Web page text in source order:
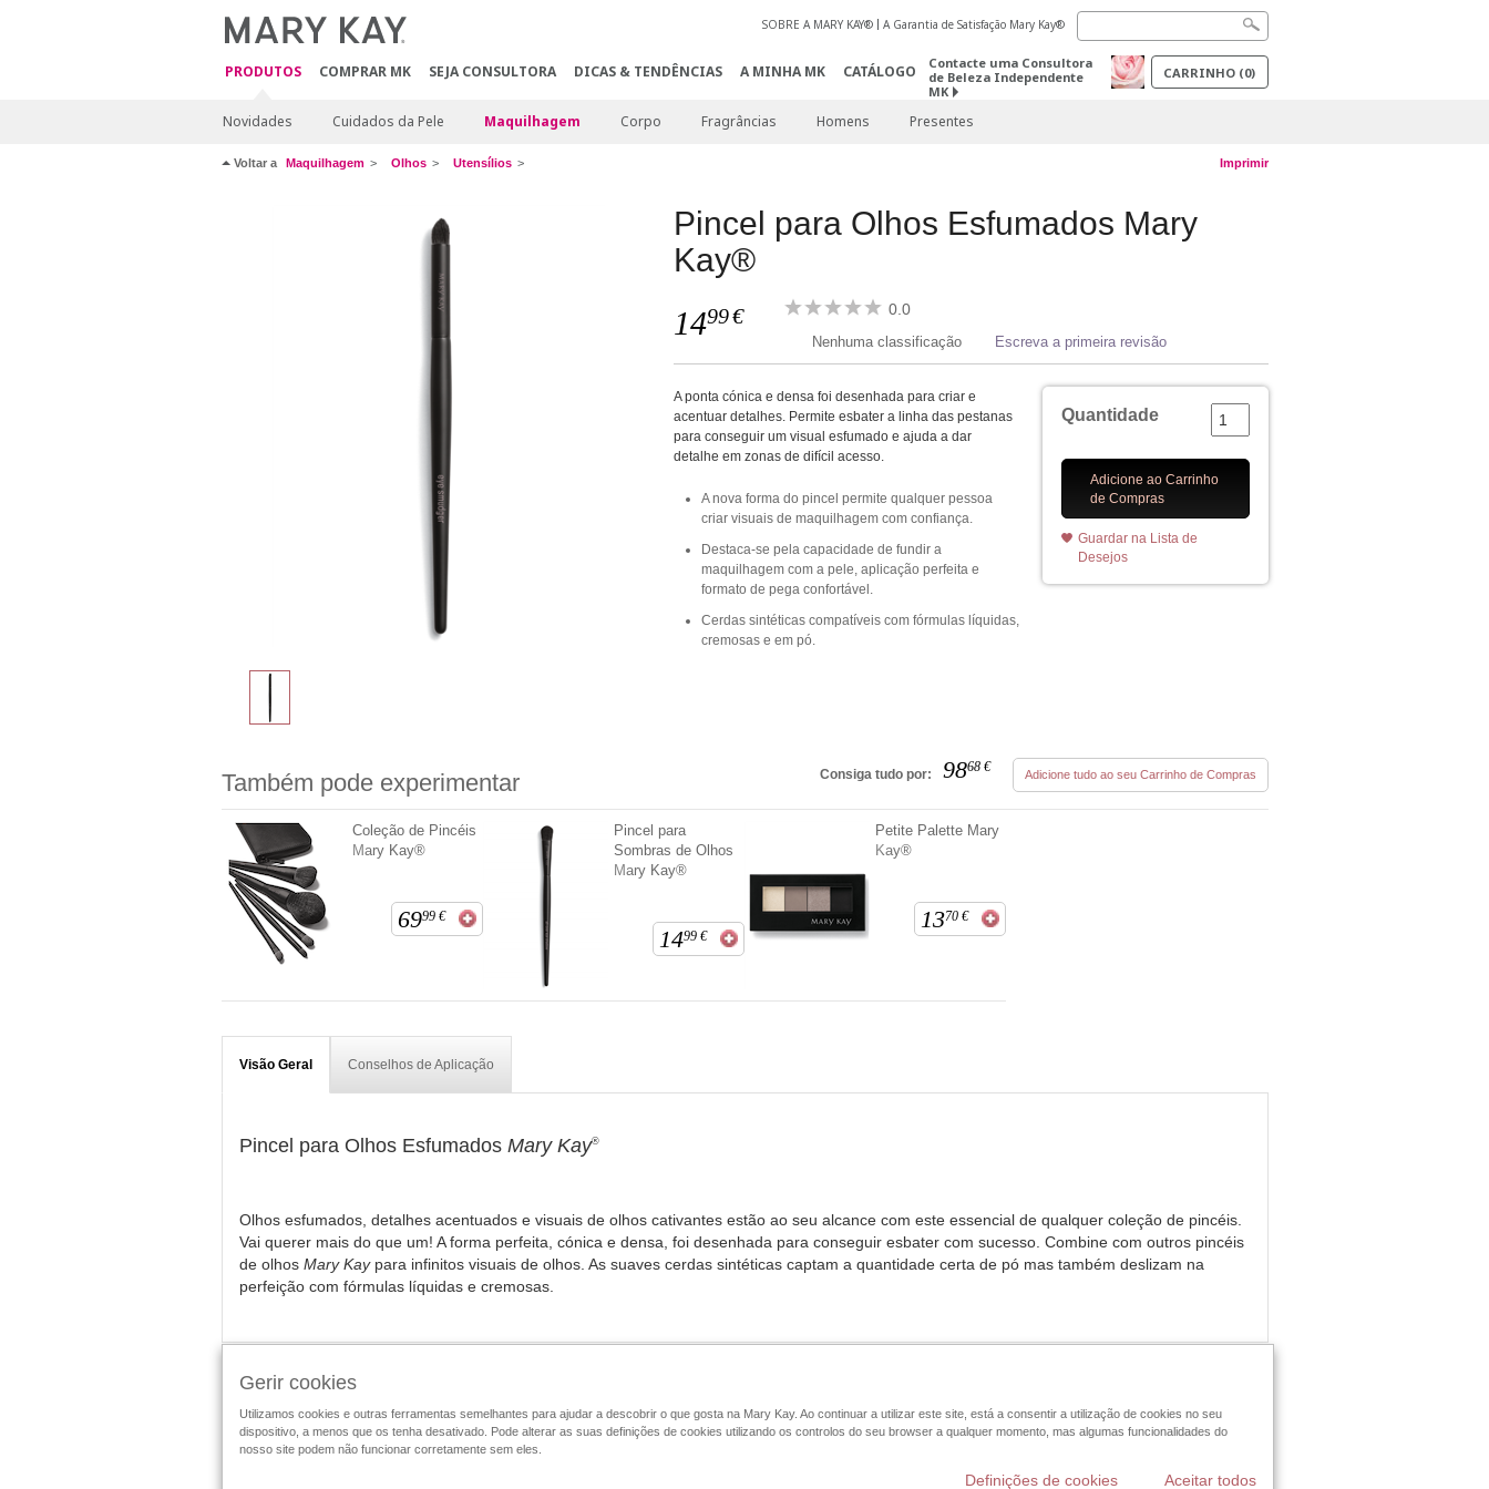
PRODUTOS COMPRAR MK SEJA CONSULTORA DICAS & TENDÊNCIAS A MINHA MK CATÁLOGO
SOBRE A MARY KAY® A Garantia de Satisfação Mary Kay®
Contacte uma Consultora
de Beleza Independente
MK
CARRINHO (0)
Novidades Cuidados da Pele Maquilhagem Corpo Fragrâncias Homens Presentes
Voltar a Maquilhagem Olhos Utensílios Imprimir
Pincel para Olhos Esfumados Mary
Kay®
1499€ 0.0
Nenhuma classificação Escreva a primeira revisão
Quantidade
Adicione ao Carrinho
de Compras
Guardar na Lista de
Desejos
A ponta cónica e densa foi desenhada para criar e
acentuar detalhes. Permite esbater a linha das pestanas
para conseguir um visual esfumado e ajuda a dar
detalhe em zonas de difícil acesso.
A nova forma do pincel permite qualquer pessoa
criar visuais de maquilhagem com confiança.
Destaca-se pela capacidade de fundir a
maquilhagem com a pele, aplicação perfeita e
formato de pega confortável.
Cerdas sintéticas compatíveis com fórmulas líquidas,
cremosas e em pó.
Também pode experimentar Consiga tudo por: 9868 € Adicione tudo ao seu Carrinho de Compras
Coleção de Pincéis
Mary Kay®
6999 €
Pincel para
Sombras de Olhos
Mary Kay®
1499 €
Petite Palette Mary
Kay®
1370 €
Visão Geral Conselhos de Aplicação
Pincel para Olhos EsfumadosMary Kay®
Olhos esfumados, detalhes acentuados e visuais de olhos cativantes estão ao seu alcance com este essencial de qualquer coleção de pincéis.
Vai querer mais do que um! A forma perfeita, cónica e densa, foi desenhada para conseguir esbater com sucesso. Combine com outros pincéis
de olhos Mary Kaypara infinitos visuais de olhos. As suaves cerdas sintéticas captam a quantidade certa de pó mas também deslizam na
perfeição com fórmulas líquidas e cremosas.
Escreva a primeira revisão
Siga a Mary Kay Beleza Digital Catálogos Online Contacte a Mary Kay CONTRATO NOVA CONSULTORA
Gerir cookies
Utilizamos cookies e outras ferramentas semelhantes para ajudar a descobrir o que gosta na Mary Kay. Ao continuar a utilizar este site, está a consentir a utilização de cookies no seu
dispositivo, a menos que os tenha desativado. Pode alterar as suas definições de cookies utilizando os controlos do seu browser a qualquer momento, mas algumas funcionalidades do
nosso site podem não funcionar corretamente sem eles.
Aceitar todos
Definições de cookies